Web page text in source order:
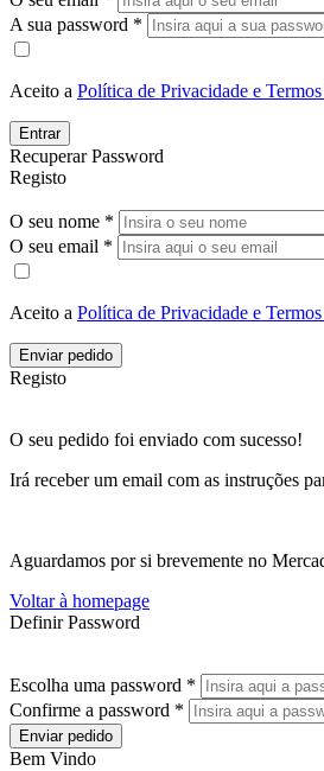
A sua password *
Aceito a Política de Privacidade e
Entrar
Recuperar Password
Registo
O seu nome *
O seu email *
Aceito a Política de Privacidade e
Enviar pedido
Registo
O seu pedido foi enviado com sucesso!
Irá receber um email com as instruções
Aguardamos por si brevemente no
Voltar à homepage
Definir Password
Escolha uma password *
Confirme a password *
Enviar pedido
Bem Vindo